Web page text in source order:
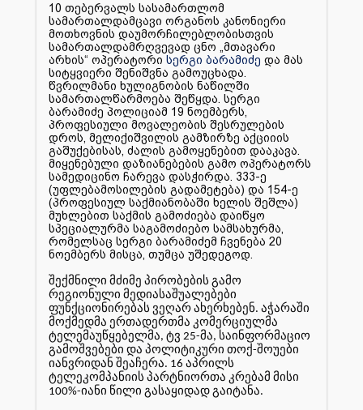
10 თებერვალს სასამართლომ
სამართალდამცავი ორგანოს კანონიერი
მოთხოვნის დაუმორჩილებლობისთვის
სამართალდამრღვევად ცნო „მთავარი
არხის“ ოპერატორი სერგი ბარამიძე და მას
სიტყვიერი შენიშვნა გამოუცხადა.
წვრილმანი ხულიგნობის ნაწილში
სამართალწარმოება შეწყდა. სერგი
ბარამიძე პოლიციამ 19 ნოემბერს,
პროფესიული მოვალეობის შესრულების
დროს, მელიქიშვილის გამზირზე აქციიის
გაშუქებისას, ძალის გამოყენებით დააკავა.
მიყენებული დაზიანებების გამო ოპერატორს
სამედიცინო ჩარევა დასჭირდა. 333-ე
(უფლებამოსილების გადამეტება) და 154-ე
(პროფესიულ საქმიანობაში ხელის შეშლა)
მუხლებით საქმის გამოძიება დაიწყო
სპეციალურმა საგამოძიებო სამსახურმა,
რომელსაც სერგი ბარამიძემ ჩვენება 20
ნოემბერს მისცა, თუმცა უშედეგოდ.
შექმნილი მძიმე პირობების გამო
რეგიონული მედიასაშუალებები
ფუნქციონირებას ვეღარ ახერხებენ. აჭარაში
მოქმედმა ერთადერთმა კომერციულმა
ტელემაუწყებელმა, ტვ 25-მა, საინფორმაციო
გამოშვებები და პოლიტიკური თოქ-შოუები
იანვრიდან შეაჩერა. 16 აპრილს
ტელეკომპანიის პარტნიორთა კრებამ მისი
100%-იანი წილი გასაყიდად გაიტანა.